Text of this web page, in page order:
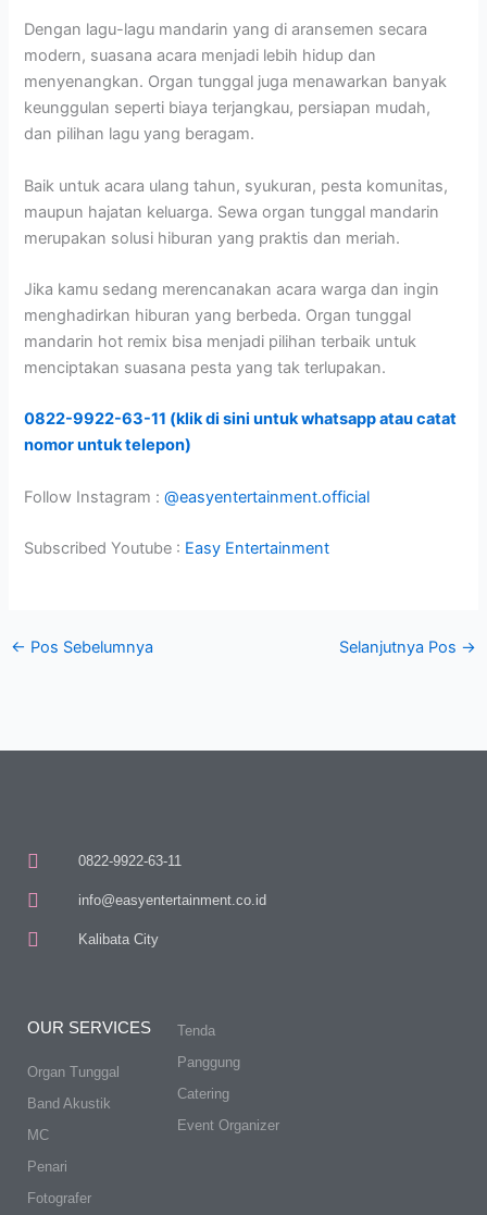
Dengan lagu-lagu mandarin yang di aransemen secara
modern, suasana acara menjadi lebih hidup dan
menyenangkan. Organ tunggal juga menawarkan banyak
keunggulan seperti biaya terjangkau, persiapan mudah,
dan pilihan lagu yang beragam.
Baik untuk acara ulang tahun, syukuran, pesta komunitas,
maupun hajatan keluarga. Sewa organ tunggal mandarin
merupakan solusi hiburan yang praktis dan meriah.
Jika kamu sedang merencanakan acara warga dan ingin
menghadirkan hiburan yang berbeda. Organ tunggal
mandarin hot remix bisa menjadi pilihan terbaik untuk
menciptakan suasana pesta yang tak terlupakan.
0822-9922-63-11 (klik di sini untuk whatsapp atau catat
nomor untuk telepon)
Follow Instagram :@easyentertainment.official
Subscribed Youtube : Easy Entertainment
← Pos Sebelumnya Selanjutnya Pos →
0822-9922-63-11
info@easyentertainment.co.id
Kalibata City
OUR SERVICES
Organ Tunggal
Band Akustik
MC
Penari
Fotografer
Tenda
Panggung
Catering
Event Organizer